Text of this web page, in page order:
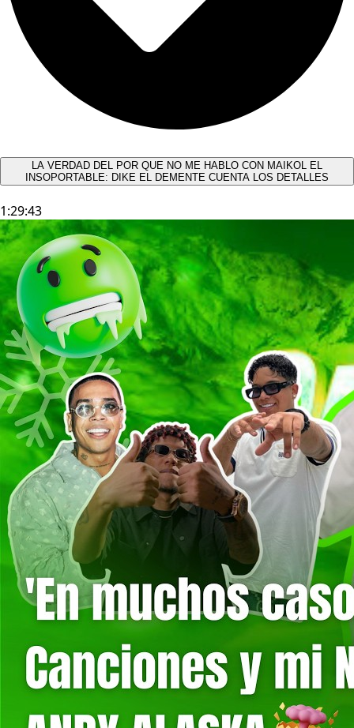
LA VERDAD DEL POR QUE NO ME HABLO CON MAIKOL EL
INSOPORTABLE: DIKE EL DEMENTE CUENTA LOS DETALLES
1:29:43